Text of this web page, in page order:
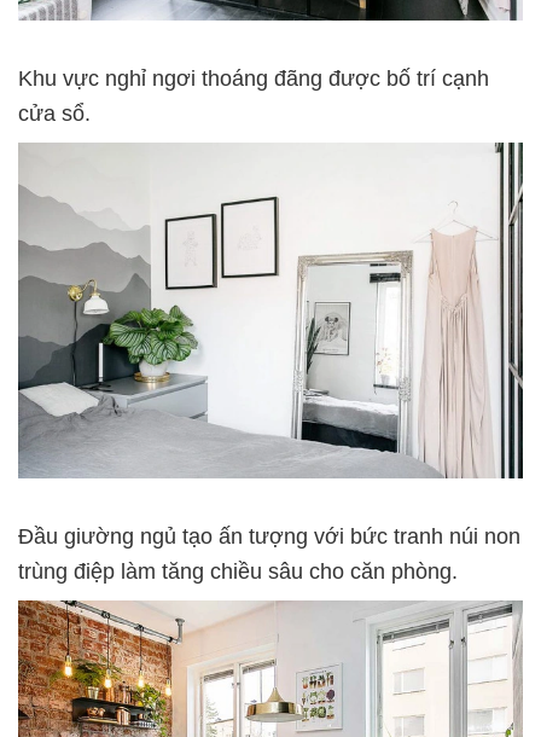
Khu vực nghỉ ngơi thoáng đãng được bố trí cạnh
cửa sổ.
Đầu giường ngủ tạo ấn tượng với bức tranh núi non
trùng điệp làm tăng chiều sâu cho căn phòng.